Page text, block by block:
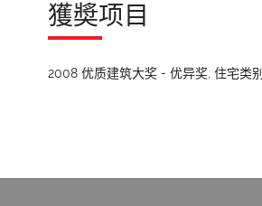
獲奬项目
2008 优质建筑大奖 - 优异奖, 住宅类别